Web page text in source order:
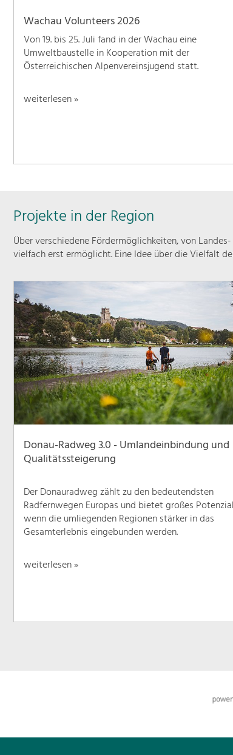
Wachau Volunteers 2026
Von 19. bis 25. Juli fand in der Wachau eine
Umweltbaustelle in Kooperation mit der
Österreichischen Alpenvereinsjugend statt.
weiterlesen »
Projekte in der Region
Über verschiedene Fördermöglichkeiten, von
vielfach erst ermöglicht. Eine Idee über die Vielfalt
Donau-Radweg 3.0 - Umlandeinbindung und
Qualitätssteigerung
Der Donauradweg zählt zu den bedeutendsten
Radfernwegen Europas und bietet großes
wenn die umliegenden Regionen stärker in das
Gesamterlebnis eingebunden werden.
weiterlesen »